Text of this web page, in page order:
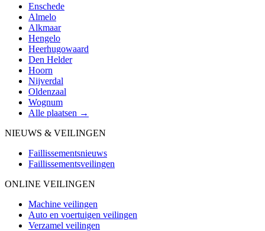
Enschede
Almelo
Alkmaar
Hengelo
Heerhugowaard
Den Helder
Hoorn
Nijverdal
Oldenzaal
Wognum
Alle plaatsen →
NIEUWS & VEILINGEN
Faillissementsnieuws
Faillissementsveilingen
ONLINE VEILINGEN
Machine veilingen
Auto en voertuigen veilingen
Verzamel veilingen